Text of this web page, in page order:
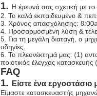
1. Η έρευνά σας σχετική με
2. Το καλά εκπαιδευμένο &
3. Χρόνος απασχόλησης:
4. Προσαρμοσμένη λύση &
5. Για τη μεγάλη διαταγή, ο
οδηγίες.
6. Το πλεονέκτημά μας: (1)
ποιοτικός έλεγχος κατασκευής
FAQ
1. Είστε ένα
Είμαστε κατασκευαστής